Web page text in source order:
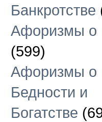
Банкротстве
Афоризмы о
(599)
Афоризмы о
Бедности и
Богатстве